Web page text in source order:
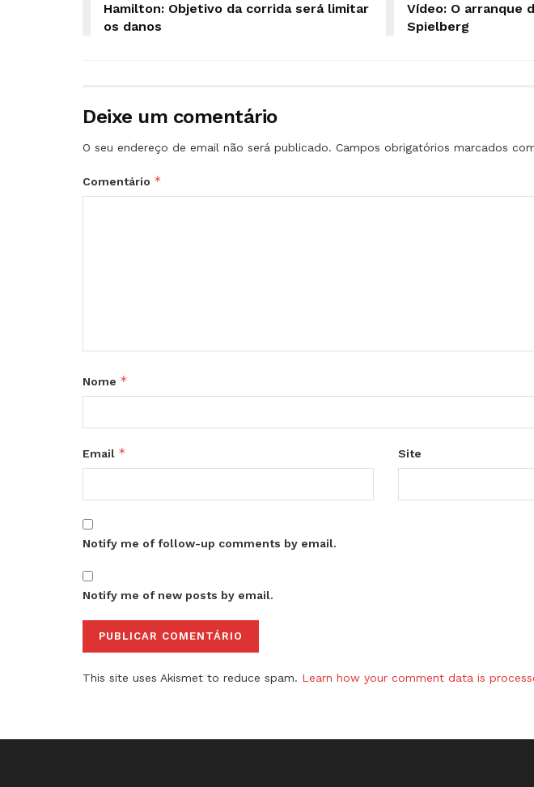
Hamilton: Objetivo da corrida será limitar
os danos
Vídeo: O arranque
Spielberg
Deixe um comentário
O seu endereço de email não será publicado. Campos obrigatórios marcados
Comentário *
Nome *
Email * Site
Notify me of follow-up comments by email.
Notify me of new posts by email.
This site uses Akismet to reduce spam. Learn how your comment data is